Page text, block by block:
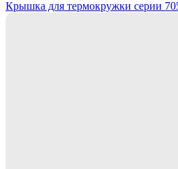
Крышка для термокружки серии